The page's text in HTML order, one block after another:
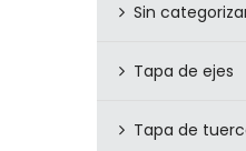
Sin
Tapa de ejes
Tapa de